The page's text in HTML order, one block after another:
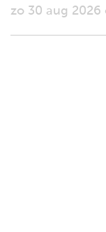
zo 30 aug 2026